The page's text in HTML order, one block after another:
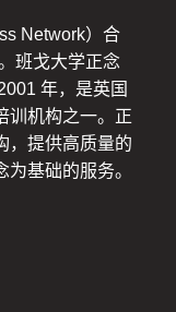
Network）合
班戈大学正念
年，是英国
训机构之一。正
，提供高质量的
基础的服务。